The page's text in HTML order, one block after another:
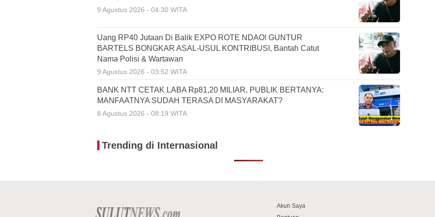
9 Agustus 2026 - 04:30 WITA
Uang RP40 Jutaan Di Balik EXPO ROTE NDAO! GUNTUR
BARTELS BONGKAR ASAL-USUL KONTRIBUSI, Bantah Catut
Nama Polisi & Wartawan
9 Agustus 2026 - 03:52 WITA
BANK NTT CETAK LABA Rp81,20 MILIAR, PUBLIK BERTANYA:
MANFAATNYA SUDAH TERASA DI MASYARAKAT?
8 Agustus 2026 - 08:19 WITA
Trending di Internasional
Akun Saya